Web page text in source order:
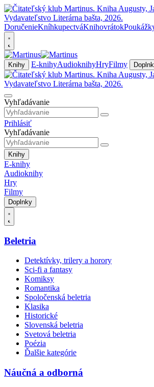
DoručenieKníhkupectváKnihovrátok
Knihy E-knihyAudioknihyHryFilmy
Vyhľadávanie
Prihlásiť
Vyhľadávanie
Knihy
E-knihy
Audioknihy
Hry
Filmy
Doplnky
Beletria
Detektívky, trilery a horory
Sci-fi a fantasy
Komiksy
Romantika
Spoločenská beletria
Klasika
Historické
Slovenská beletria
Svetová beletria
Poézia
Ďalšie kategórie
Náučná a odborná